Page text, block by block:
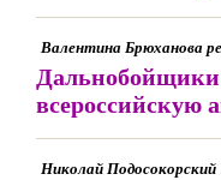
Валентина Брюханова
Дальнобойщики
всероссийскую
Николай